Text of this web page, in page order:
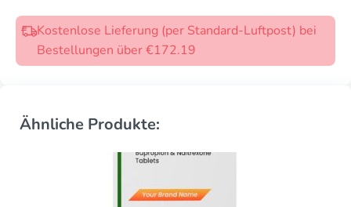
Kostenlose Lieferung (per Standard-Luftpost) bei
Bestellungen über €172.19
Ähnliche Produkte: